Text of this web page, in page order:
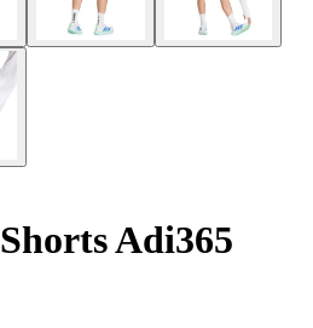
Shorts Adi365